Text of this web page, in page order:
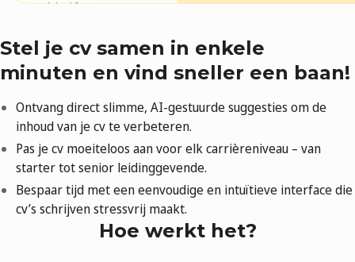
Stel je cv samen in enkele
minuten en vind sneller een baan!
Ontvang direct slimme, AI-gestuurde suggesties om de
inhoud van je cv te verbeteren.
Pas je cv moeiteloos aan voor elk carrièreniveau – van
starter tot senior leidinggevende.
Bespaar tijd met een eenvoudige en intuïtieve interface die
cv’s schrijven stressvrij maakt.
Hoe werkt het?